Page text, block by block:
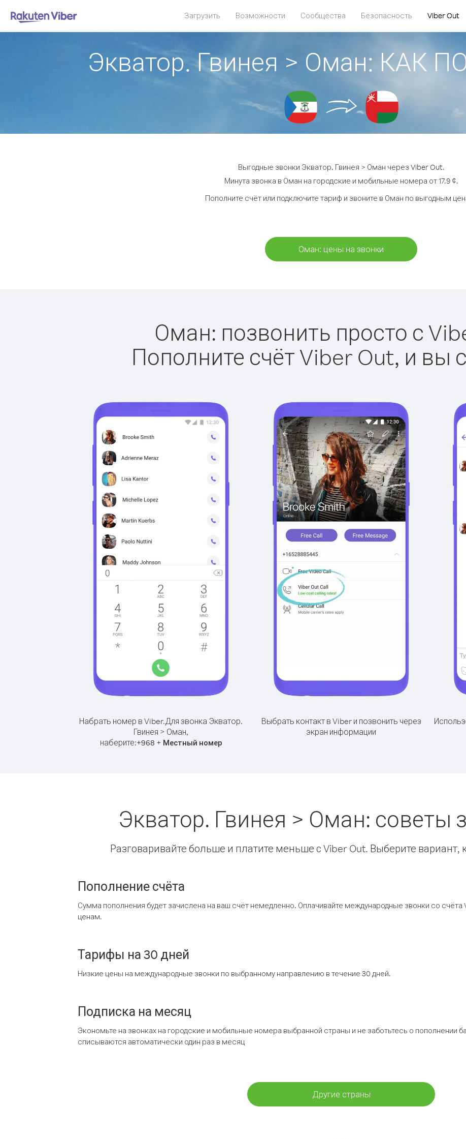
Загрузить Возможности Сообщества Безопасность Viber Out
Экватор. Гвинея > Оман: КАК
Выгодные звонки Экватор. Гвинея > Оман через Viber Out.
Минута звонка в Оман на городские и мобильные номера от 17.9 ¢.
Пополните счёт или подключите тариф и звоните в Оман по выгодным
Оман: цены на звонки
Оман: позвонить просто с
Пополните счёт Viber Out, и вы
Набрать номер в Viber.Для звонка Экватор.
Гвинея > Оман,
наберите:+968 + Местный номер
Выбрать контакт в Viber и позвонить через
экран информации
Экватор. Гвинея > Оман: советы
Разговаривайте больше и платите меньше с Viber Out. Выберите вариант,
Пополнение счёта
Сумма пополнения будет зачислена на ваш счёт немедленно. Оплачивайте международные звонки со
ценам.
Тарифы на 30 дней
Низкие цены на международные звонки по выбранному направлению в течение 30 дней.
Подписка на месяц
Экономьте на звонках на городские и мобильные номера выбранной страны и не заботьтесь о пополнении
списываются автоматически один раз в месяц
Другие страны